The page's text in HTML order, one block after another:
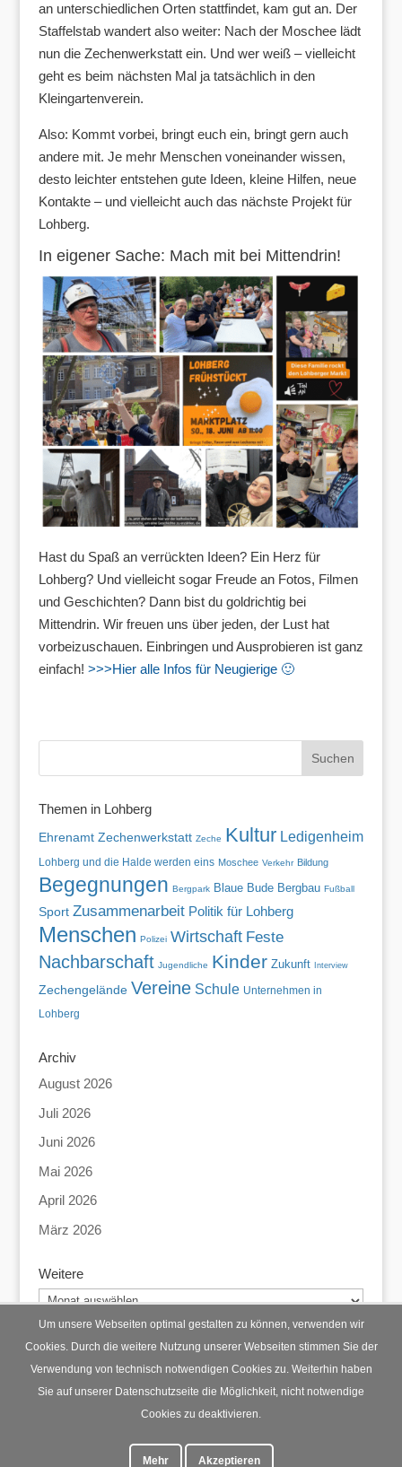
an unterschiedlichen Orten stattfindet, kam gut an. Der
Staffelstab wandert also weiter: Nach der Moschee lädt
nun die Zechenwerkstatt ein. Und wer weiß – vielleicht
geht es beim nächsten Mal ja tatsächlich in den
Kleingartenverein.
Also: Kommt vorbei, bringt euch ein, bringt gern auch
andere mit. Je mehr Menschen voneinander wissen,
desto leichter entstehen gute Ideen, kleine Hilfen, neue
Kontakte – und vielleicht auch das nächste Projekt für
Lohberg.
In eigener Sache: Mach mit bei Mittendrin!
Hast du Spaß an verrückten Ideen? Ein Herz für
Lohberg? Und vielleicht sogar Freude an Fotos, Filmen
und Geschichten? Dann bist du goldrichtig bei
Mittendrin. Wir freuen uns über jeden, der Lust hat
vorbeizuschauen. Einbringen und Ausprobieren ist ganz
einfach! >>>Hier alle Infos für Neugierige 🙂
Themen in Lohberg
Ehrenamt Zechenwerkstatt Zeche Kultur Ledigenheim
Lohberg und die Halde werden eins Moschee Verkehr Bildung
Begegnungen Bergpark Blaue Bude Bergbau Fußball
Sport Zusammenarbeit Politik für Lohberg
Menschen Polizei Wirtschaft Feste
Nachbarschaft Jugendliche Kinder Zukunft Interview
Zechengelände Vereine Schule Unternehmen in
Lohberg
Archiv
August 2026
Juli 2026
Juni 2026
Mai 2026
April 2026
März 2026
Weitere
Weitere
Startseite Datenschutz Impressum
Um unsere Webseiten optimal gestalten zu können, verwenden wir
Cookies. Durch die weitere Nutzung unserer Webseiten stimmen Sie der
Verwendung von technisch notwendigen Cookies zu. Weiterhin haben
Sie auf unserer Datenschutzseite die Möglichkeit, nicht notwendige
Cookies zu deaktivieren.
Mehr Akzeptieren